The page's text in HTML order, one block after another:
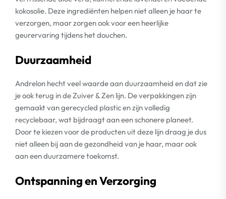
kokosolie. Deze ingrediënten helpen niet alleen je haar te
verzorgen, maar zorgen ook voor een heerlijke
geurervaring tijdens het douchen.
Duurzaamheid
Andrelon hecht veel waarde aan duurzaamheid en dat zie
je ook terug in de Zuiver & Zen lijn. De verpakkingen zijn
gemaakt van gerecycled plastic en zijn volledig
recyclebaar, wat bijdraagt aan een schonere planeet.
Door te kiezen voor de producten uit deze lijn draag je dus
niet alleen bij aan de gezondheid van je haar, maar ook
aan een duurzamere toekomst.
Ontspanning en Verzorging